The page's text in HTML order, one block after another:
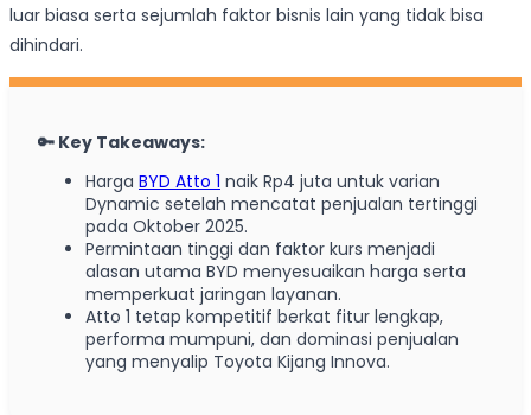
luar biasa serta sejumlah faktor bisnis lain yang tidak bisa
dihindari.
🔑 Key Takeaways:
Harga BYD Atto 1 naik Rp4 juta untuk varian
Dynamic setelah mencatat penjualan tertinggi
pada Oktober 2025.
Permintaan tinggi dan faktor kurs menjadi
alasan utama BYD menyesuaikan harga serta
memperkuat jaringan layanan.
Atto 1 tetap kompetitif berkat fitur lengkap,
performa mumpuni, dan dominasi penjualan
yang menyalip Toyota Kijang Innova.